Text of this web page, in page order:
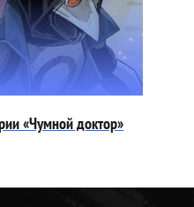
«Чумной доктор»